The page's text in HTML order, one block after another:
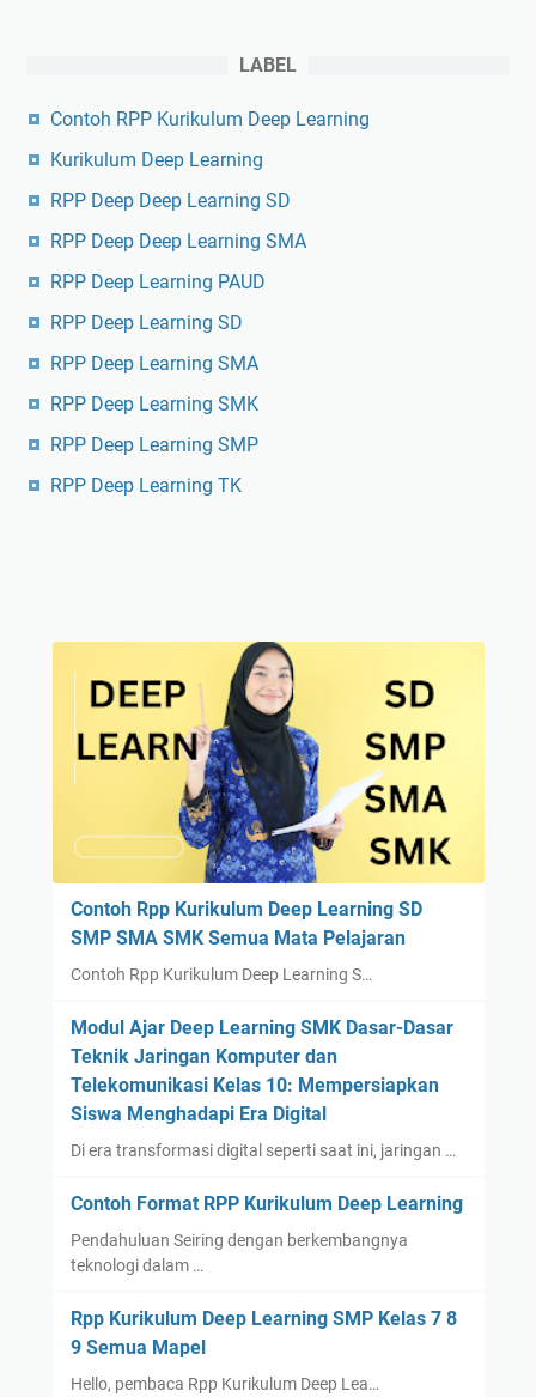
LABEL
Contoh RPP Kurikulum Deep Learning
Kurikulum Deep Learning
RPP Deep Deep Learning SD
RPP Deep Deep Learning SMA
RPP Deep Learning PAUD
RPP Deep Learning SD
RPP Deep Learning SMA
RPP Deep Learning SMK
RPP Deep Learning SMP
RPP Deep Learning TK
Contoh Rpp Kurikulum Deep Learning SD
SMP SMA SMK Semua Mata Pelajaran
Contoh Rpp Kurikulum Deep Learning S…
Modul Ajar Deep Learning SMK Dasar-Dasar
Teknik Jaringan Komputer dan
Telekomunikasi Kelas 10: Mempersiapkan
Siswa Menghadapi Era Digital
Di era transformasi digital seperti saat ini, jaringan …
Contoh Format RPP Kurikulum Deep Learning
Pendahuluan Seiring dengan berkembangnya
teknologi dalam …
Rpp Kurikulum Deep Learning SMP Kelas 7 8
9 Semua Mapel
Hello, pembaca Rpp Kurikulum Deep Lea…